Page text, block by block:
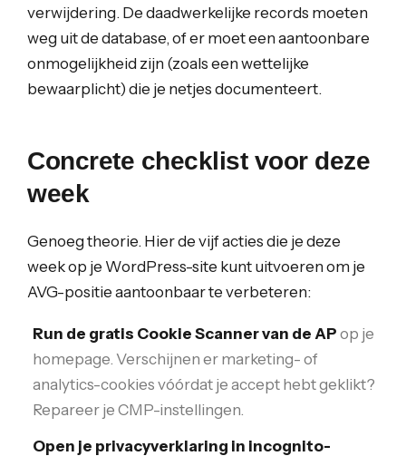
verwijdering. De daadwerkelijke records moeten
weg uit de database, of er moet een aantoonbare
onmogelijkheid zijn (zoals een wettelijke
bewaarplicht) die je netjes documenteert.
Concrete checklist voor deze
week
Genoeg theorie. Hier de vijf acties die je deze
week op je WordPress-site kunt uitvoeren om je
AVG-positie aantoonbaar te verbeteren:
Run de gratis Cookie Scanner van de AP op je
homepage. Verschijnen er marketing- of
analytics-cookies vóórdat je accept hebt geklikt?
Repareer je CMP-instellingen.
Open je privacyverklaring in incognito-